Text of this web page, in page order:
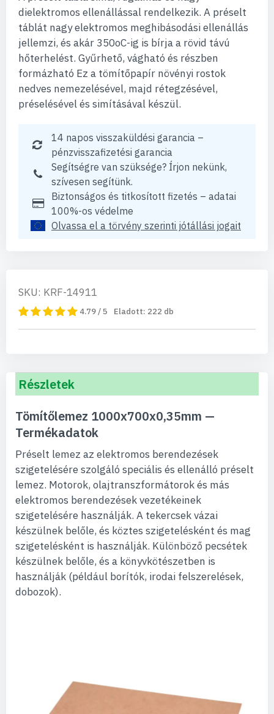
dielektromos ellenállással rendelkezik. A préselt
táblát nagy elektromos meghibásodási ellenállás
jellemzi, és akár 350oC-ig is bírja a rövid távú
hőterhelést. Gyűrhető, vágható és részben
formázható Ez a tömítőpapír növényi rostok
nedves nemezelésével, majd rétegzésével,
préselésével és simításával készül.
14 napos visszaküldési garancia –
pénzvisszafizetési garancia
Segítségre van szüksége? Írjon nekünk,
szívesen segítünk.
Biztonságos és titkosított fizetés – adatai
100%-os védelme
Olvassa el a törvény szerinti jótállási jogait
SKU: KRF-14911
4.79 / 5 Eladott: 222 db
Részletek
Tömítőlemez 1000x700x0,35mm —
Termékadatok
Préselt lemez az elektromos berendezések
szigetelésére szolgáló speciális és ellenálló préselt
lemez. Motorok, olajtranszformátorok és más
elektromos berendezések vezetékeinek
szigetelésére használják. A tekercsek vázai
készülnek belőle, és köztes szigetelésként és mag
szigetelésként is használják. Különböző pecsétek
készülnek belőle, és a könyvkötészetben is
használják (például borítók, irodai felszerelések,
dobozok).